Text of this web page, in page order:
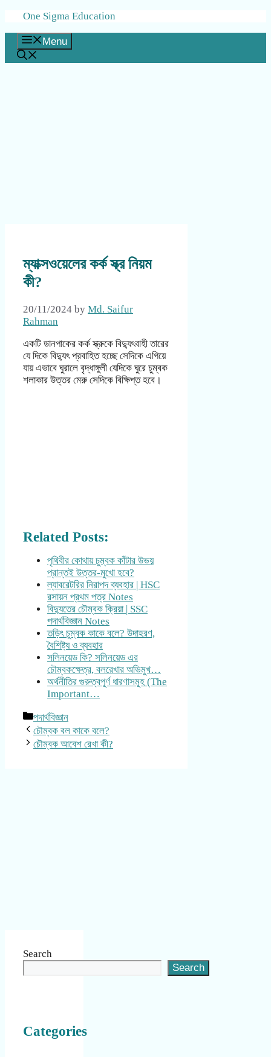
Skip
content
One Sigma Education
Menu
ম্যাক্সওয়েলের কর্ক স্ক্র নিয়ম
কী?
20/11/2024 by Md. Saifur
Rahman
একটি ডানপাকের কর্ক স্ক্রুকে বিদ্যুৎবাহী তারের
যে দিকে বিদ্যুৎ প্রবাহিত হচ্ছে সেদিকে এগিয়ে
যায় এভাবে ঘুরালে বৃদ্ধাঙ্গুলী যেদিকে ঘুরে চুম্বক
শলাকার উত্তর মেরু সেদিকে বিক্ষিপ্ত হবে।
Related Posts:
পৃথিবীর কোথায় চুম্বক কাঁটার উভয়
প্রান্তই উত্তর-মুখো হবে?
ল্যাবরেটরির নিরাপদ ব্যবহার | HSC
রসায়ন প্রথম পত্র Notes
বিদ্যুতের চৌম্বক ক্রিয়া | SSC
পদার্থবিজ্ঞান Notes
তড়িৎ চুম্বক কাকে বলে? উদাহরণ,
বৈশিষ্ট্য ও ব্যবহার
সলিনয়েড কি? সলিনয়েড এর
চৌম্বকক্ষেত্র, বলরেখার অভিমুখ…
অর্থনীতির গুরুত্বপূর্ণ ধারণাসমূহ (The
Important…
Categories
পদার্থবিজ্ঞান
চৌম্বক বল কাকে বলে?
চৌম্বক আবেশ রেখা কী?
Search
Search
Categories